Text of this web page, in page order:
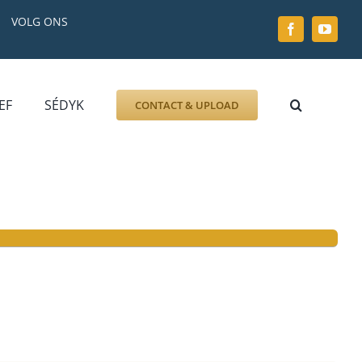
VOLG ONS
GRAFZERK
ALLLES
SÉDYK CONTACT & UPLOAD